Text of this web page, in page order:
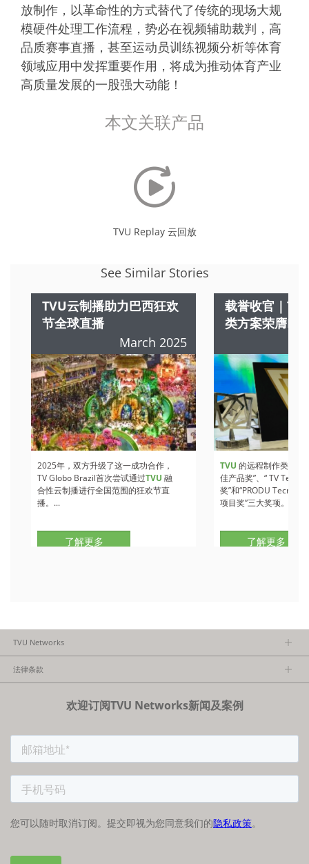
放制作，以革命性的方式替代了传统的现场大规
模硬件处理工作流程，势必在视频辅助裁判，高
品质赛事直播，甚至运动员训练视频分析等体育
领域应用中发挥重要作用，将成为推动体育产业
高质量发展的一股强大动能！
本文关联产品
TVU Replay 云回放
See Similar Stories
TVU云制播助力巴西狂欢
节全球直播
March 2025
2025年，双方升级了这一成功合作，
TV Globo Brazil首次尝试通过TVU 融
合性云制播进行全国范围的狂欢节直
播。...
了解更多
载誉收官｜
类方案荣膺
TVU 的远程制作类方案
佳产品奖”、“ TV Tech
奖”和“PRODU
项目奖”三大奖项。...
了解更多
TVU Networks
法律条款
欢迎订阅TVU Networks新闻及案例